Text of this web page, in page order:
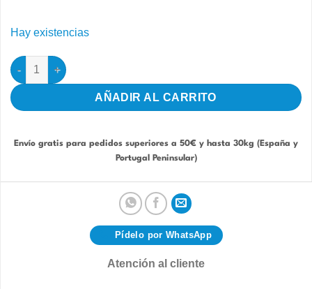
Hay existencias
Grit con Carbon 2,5kg - Grano Fino Orniluck cantidad
AÑADIR AL CARRITO
Envío gratis para pedidos superiores a 50€ y hasta 30kg (España y
Portugal Peninsular)
Pídelo por WhatsApp
Atención al cliente